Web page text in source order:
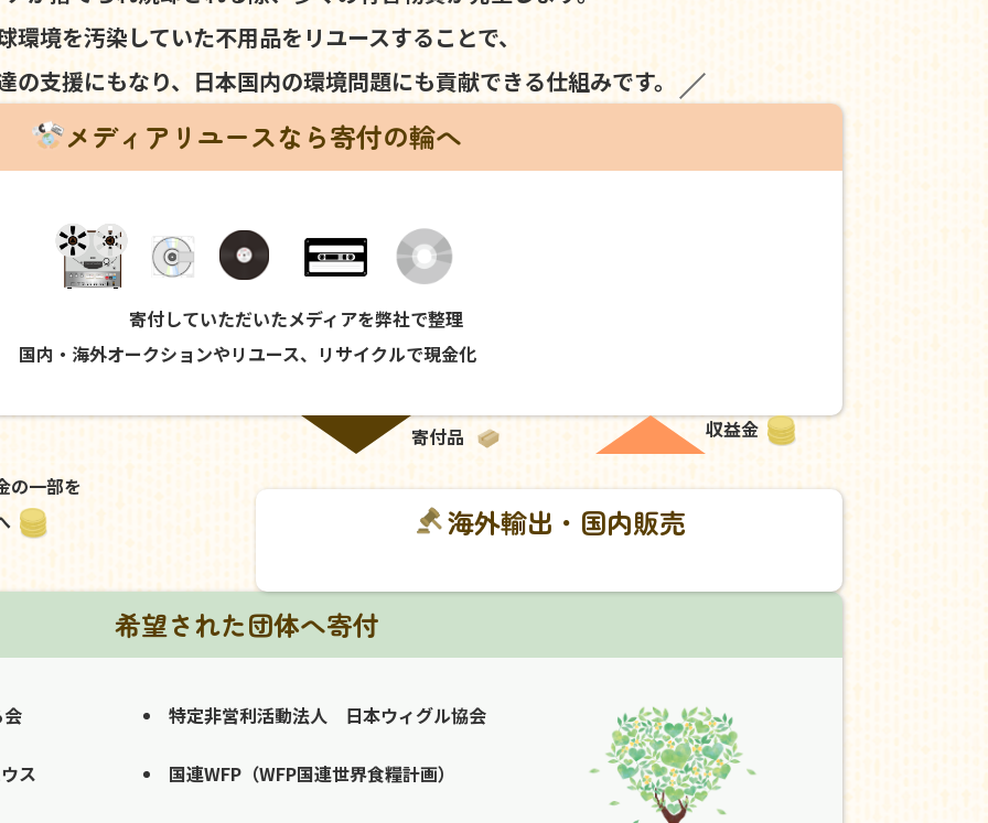
環境を汚染していた不用品を リユースすることで、
支援にもなり、 日本国内の環境問題にも貢献できる仕組みです。
メディアリユースなら寄付の輪へ
寄付していただいたメディアを弊社で整理
国内・海外オークションやリユース、リサイクルで現金化
の一部を
寄付品 収益金
海外輸出・国内販売
希望された団体へ寄付
特定非営利活動法人 日本ウィグル協会
ス 国連WFP（WFP国連世界食糧計画）